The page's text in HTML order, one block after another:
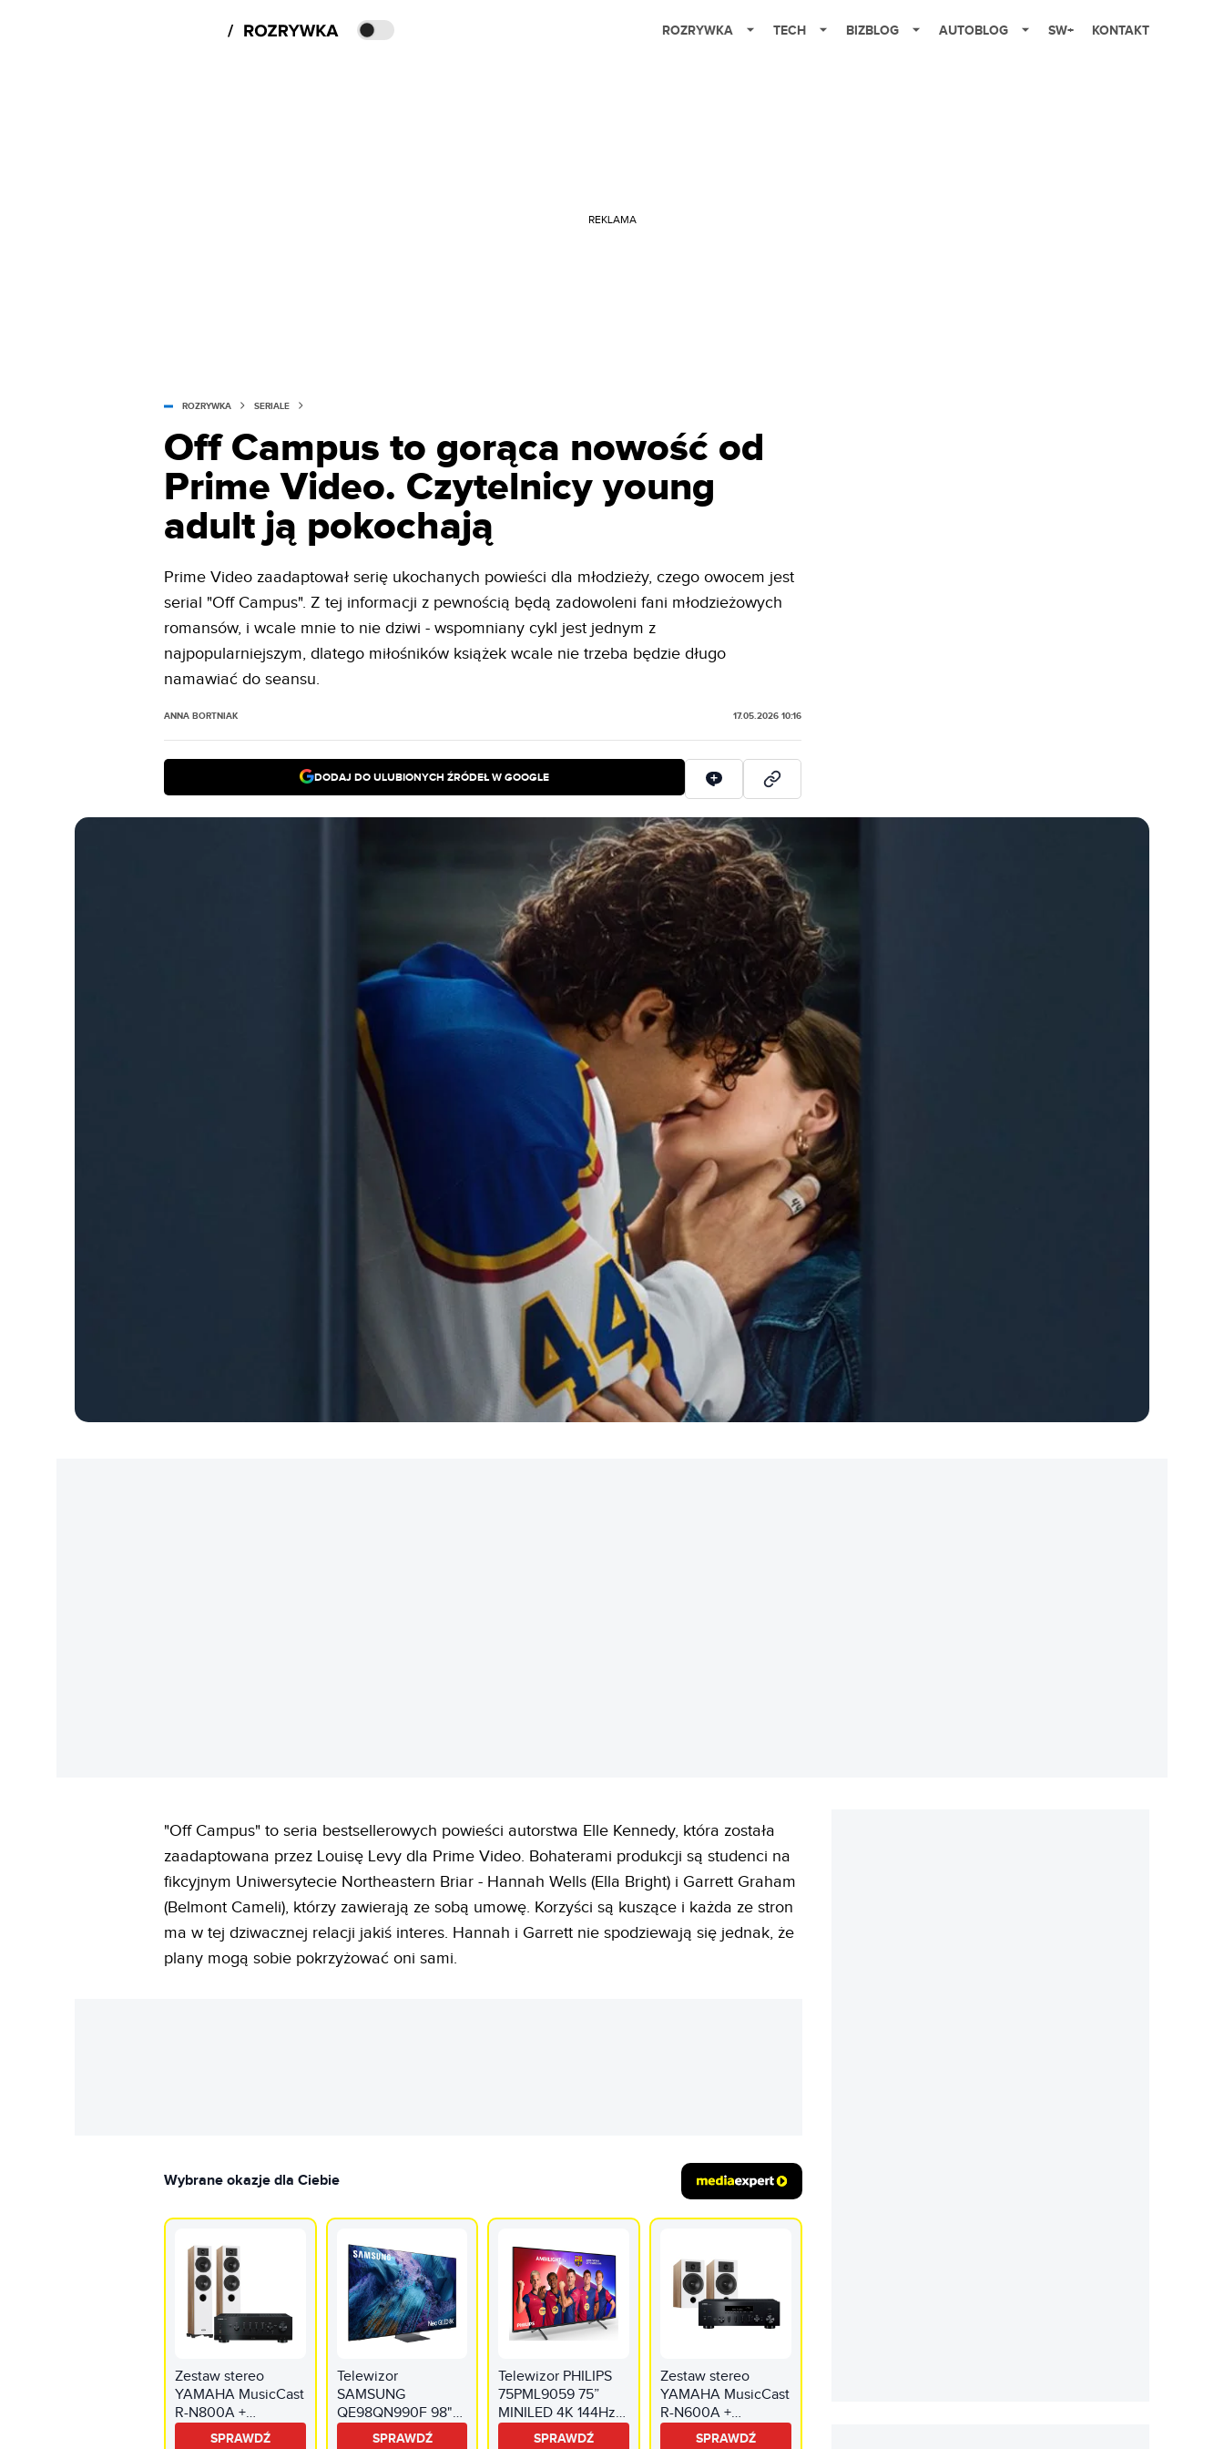
ROZRYWKA TECH BIZBLOG AUTOBLOG SW+ KONTAKT
REKLAMA
ROZRYWKA SERIALE
Off Campus to gorąca nowość od
Prime Video. Czytelnicy young
adult ją pokochają
Prime Video zaadaptował serię ukochanych powieści dla młodzieży, czego owocem jest
serial "Off Campus". Z tej informacji z pewnością będą zadowoleni fani młodzieżowych
romansów, i wcale mnie to nie dziwi - wspomniany cykl jest jednym z
najpopularniejszym, dlatego miłośników książek wcale nie trzeba będzie długo
namawiać do seansu.
ANNA BORTNIAK 17.05.2026 10:16
DODAJ DO ULUBIONYCH ŹRÓDEŁ W GOOGLE
"Off Campus" to seria bestsellerowych powieści autorstwa Elle Kennedy, która została
zaadaptowana przez Louisę Levy dla Prime Video. Bohaterami produkcji są studenci na
fikcyjnym Uniwersytecie Northeastern Briar - Hannah Wells (Ella Bright) i Garrett Graham
(Belmont Cameli), którzy zawierają ze sobą umowę. Korzyści są kuszące i każda ze stron
ma w tej dziwacznej relacji jakiś interes. Hannah i Garrett nie spodziewają się jednak, że
plany mogą sobie pokrzyżować oni sami.
Wybrane okazje dla Ciebie
Zestaw stereo
YAMAHA MusicCast
R-N800A +
INDIANA Line Diva
SPRAWDŹ
Telewizor
SAMSUNG
QE98QN990F 98"
QD-Mini LED 8K
SPRAWDŹ
Telewizor PHILIPS
75PML9059 75”
MINILED 4K 144Hz
Titan OS Ambilight
SPRAWDŹ
Zestaw stereo
YAMAHA MusicCast
R-N600A +
INDIANA Line Diva
SPRAWDŹ